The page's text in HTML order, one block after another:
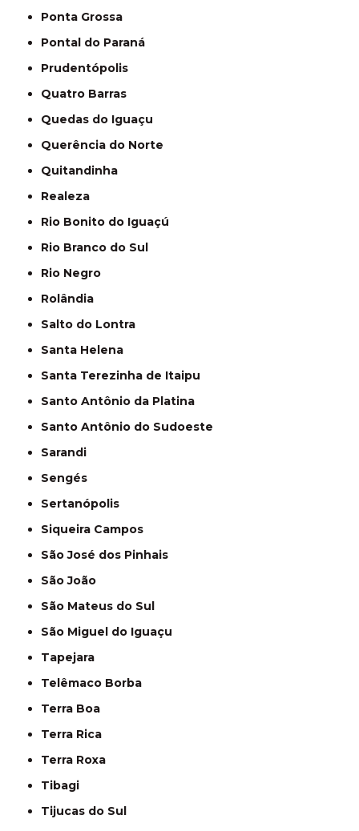
Ponta Grossa
Pontal do Paraná
Prudentópolis
Quatro Barras
Quedas do Iguaçu
Querência do Norte
Quitandinha
Realeza
Rio Bonito do Iguaçú
Rio Branco do Sul
Rio Negro
Rolândia
Salto do Lontra
Santa Helena
Santa Terezinha de Itaipu
Santo Antônio da Platina
Santo Antônio do Sudoeste
Sarandi
Sengés
Sertanópolis
Siqueira Campos
São José dos Pinhais
São João
São Mateus do Sul
São Miguel do Iguaçu
Tapejara
Telêmaco Borba
Terra Boa
Terra Rica
Terra Roxa
Tibagi
Tijucas do Sul